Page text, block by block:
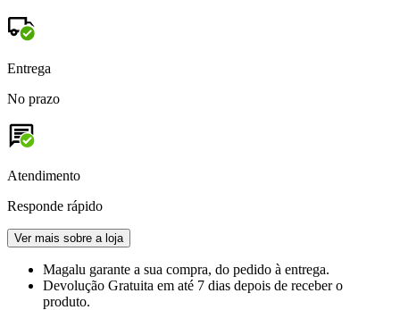
Entrega
No prazo
Atendimento
Responde rápido
Ver mais sobre a loja
Magalu garante a sua compra, do pedido à entrega.
Devolução Gratuita em até 7 dias depois de receber o
produto.